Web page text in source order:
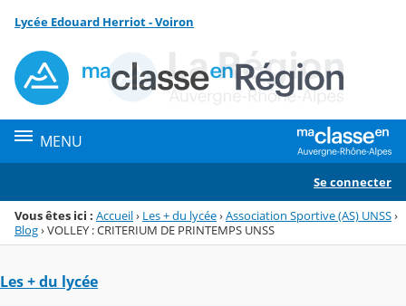
Menu de la rubrique
Contenu
Lycée Edouard Herriot - Voiron
MENU
Se connecter
Vous êtes ici : Accueil› Les + du lycée›Association Sportive (AS) UNSS›
Blog›VOLLEY : CRITERIUM DE PRINTEMPS UNSS
Les + du lycée